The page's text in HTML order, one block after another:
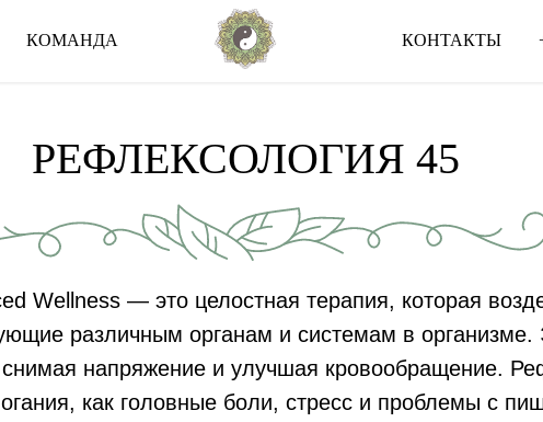
КОМАНДА КОНТАКТЫ
РЕФЛЕКСОЛОГИЯ 45
Wellness — это целостная терапия, которая
различным органам и системам в
напряжение и улучшая кровообращение.
как головные боли, стресс и проблемы с